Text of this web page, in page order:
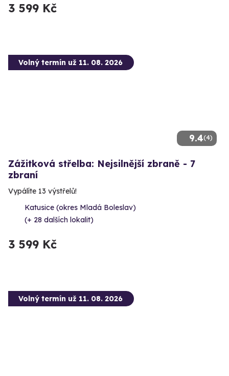
3 599 Kč
9.4(4)
Volný termín už 11. 08. 2026
Zážitková střelba: Nejsilnější zbraně - 7
zbraní
Vypálíte 13 výstřelů!
Katusice (okres Mladá Boleslav)
(+ 28 dalších lokalit)
3 599 Kč
Volný termín už 11. 08. 2026